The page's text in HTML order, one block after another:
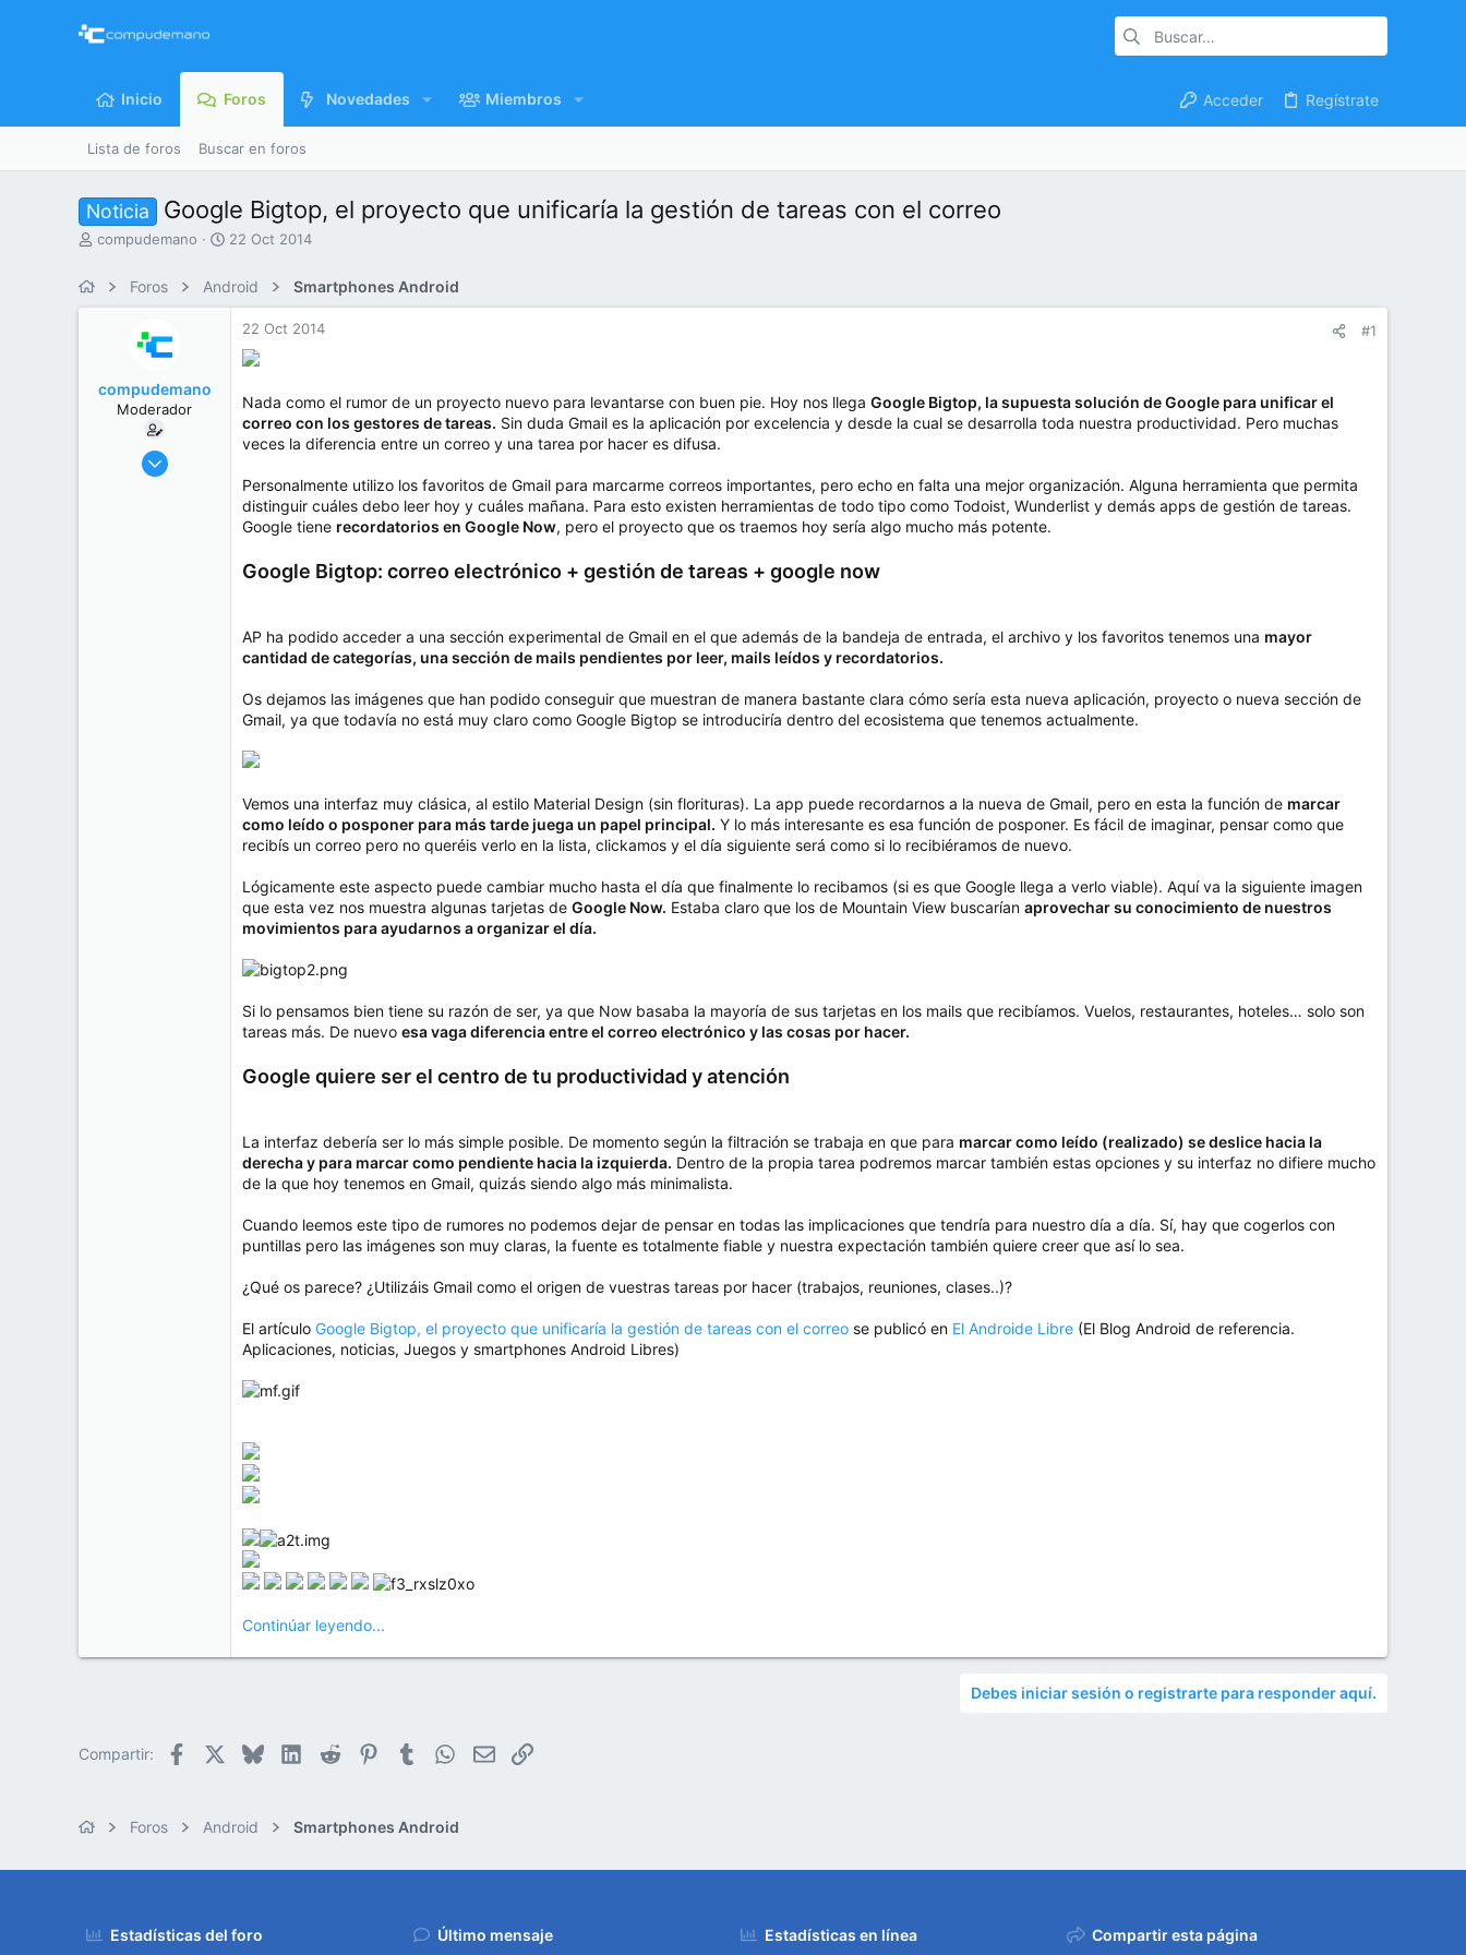
Inicio Foros Novedades Miembros Acceder Regístrate
Lista de foros Buscar en foros
Noticia Google Bigtop, el proyecto que unificaría la gestión de tareas con el correo
I
r
compudemano
F
c
h
22 Oct 2014
Foros Android Smartphones Android
compudemano
Moderador
26 Jul 2013
22 Oct 2014 #1
Nada como el rumor de un proyecto nuevo para levantarse con buen pie. Hoy nos llega Google Bigtop, la supuesta solución de Google para unificar el
correo con los gestores de tareas. Sin duda Gmail es la aplicación por excelencia y desde la cual se desarrolla toda nuestra productividad. Pero muchas
veces la diferencia entre un correo y una tarea por hacer es difusa.
Personalmente utilizo los favoritos de Gmail para marcarme correos importantes, pero echo en falta una mejor organización. Alguna herramienta que permita
distinguir cuáles debo leer hoy y cuáles mañana. Para esto existen herramientas de todo tipo como Todoist, Wunderlist y demás apps de gestión de tareas.
Google tiene recordatorios en Google Now, pero el proyecto que os traemos hoy sería algo mucho más potente.
Google Bigtop: correo electrónico + gestión de tareas + google now
AP ha podido acceder a una sección experimental de Gmail en el que además de la bandeja de entrada, el archivo y los favoritos tenemos una mayor
cantidad de categorías, una sección de mails pendientes por leer, mails leídos y recordatorios.
Os dejamos las imágenes que han podido conseguir que muestran de manera bastante clara cómo sería esta nueva aplicación, proyecto o nueva sección de
Gmail, ya que todavía no está muy claro como Google Bigtop se introduciría dentro del ecosistema que tenemos actualmente.
Vemos una interfaz muy clásica, al estilo Material Design (sin florituras). La app puede recordarnos a la nueva de Gmail, pero en esta la función de marcar
como leído o posponer para más tarde juega un papel principal. Y lo más interesante es esa función de posponer. Es fácil de imaginar, pensar como que
recibís un correo pero no queréis verlo en la lista, clickamos y el día siguiente será como si lo recibiéramos de nuevo.
Lógicamente este aspecto puede cambiar mucho hasta el día que finalmente lo recibamos (si es que Google llega a verlo viable). Aquí va la siguiente imagen
que esta vez nos muestra algunas tarjetas de Google Now. Estaba claro que los de Mountain View buscarían aprovechar su conocimiento de nuestros
movimientos para ayudarnos a organizar el día.
Si lo pensamos bien tiene su razón de ser, ya que Now basaba la mayoría de sus tarjetas en los mails que recibíamos. Vuelos, restaurantes, hoteles… solo son
tareas más. De nuevo esa vaga diferencia entre el correo electrónico y las cosas por hacer.
Google quiere ser el centro de tu productividad y atención
La interfaz debería ser lo más simple posible. De momento según la filtración se trabaja en que para marcar como leído (realizado) se deslice hacia la
derecha y para marcar como pendiente hacia la izquierda. Dentro de la propia tarea podremos marcar también estas opciones y su interfaz no difiere mucho
de la que hoy tenemos en Gmail, quizás siendo algo más minimalista.
Cuando leemos este tipo de rumores no podemos dejar de pensar en todas las implicaciones que tendría para nuestro día a día. Sí, hay que cogerlos con
puntillas pero las imágenes son muy claras, la fuente es totalmente fiable y nuestra expectación también quiere creer que así lo sea.
¿Qué os parece? ¿Utilizáis Gmail como el origen de vuestras tareas por hacer (trabajos, reuniones, clases..)?
El artículo Google Bigtop, el proyecto que unificaría la gestión de tareas con el correo se publicó en El Androide Libre (El Blog Android de referencia.
Aplicaciones, noticias, Juegos y smartphones Android Libres)
Continúar leyendo...
Debes iniciar sesión o registrarte para responder aquí.
Compartir: Facebook BlueskyLinkedIn
Reddit PinterestTumblr WhatsApp
EmailEnlace
Foros Android Smartphones Android
Estadísticas del foro Último mensaje Estadísticas en línea Compartir esta página